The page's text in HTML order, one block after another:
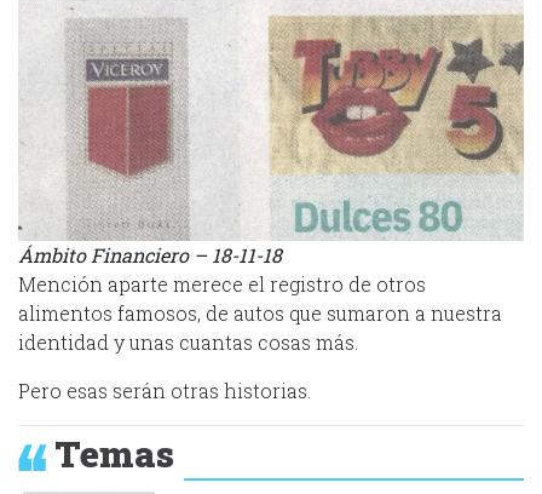
Ámbito Financiero – 18-11-18
Mención aparte merece el registro de otros
alimentos famosos, de autos que sumaron a nuestra
identidad y unas cuantas cosas más.
Pero esas serán otras historias.
Temas